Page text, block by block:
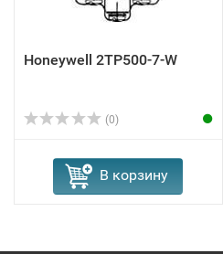
Honeywell 2TP500-7-W
(0)
В корзину